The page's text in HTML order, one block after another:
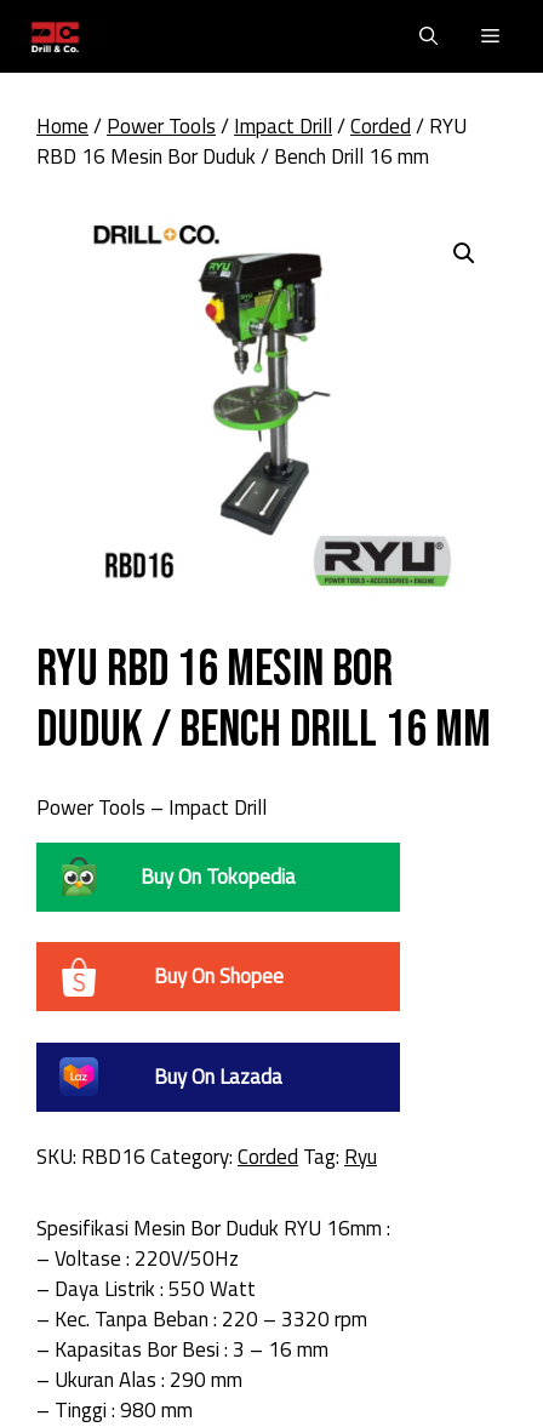
content
Home/Power Tools/Impact Drill/Corded/ RYU
RBD 16 Mesin Bor Duduk / Bench Drill 16 mm
RYU RBD 16 Mesin Bor
Duduk / Bench Drill 16 mm
Power Tools – Impact Drill
Buy On Tokopedia
Buy On Shopee
Buy On Lazada
SKU: RBD16Category:Corded Tag: Ryu
Spesifikasi Mesin Bor Duduk RYU 16mm :
– Voltase : 220V/50Hz
– Daya Listrik : 550 Watt
– Kec. Tanpa Beban : 220 – 3320 rpm
– Kapasitas Bor Besi : 3 – 16 mm
– Ukuran Alas : 290 mm
– Tinggi : 980 mm